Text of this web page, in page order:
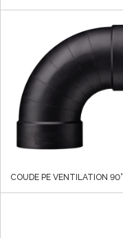
COUDE PE VENTILATION 90°